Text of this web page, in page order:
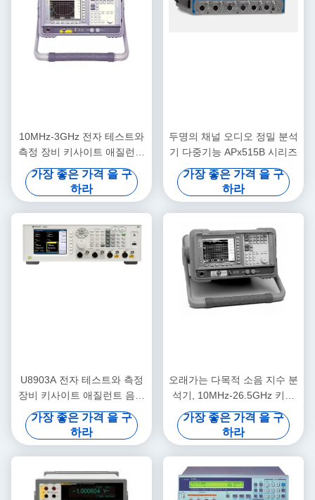
10MHz-3GHz 전자 테스트와
측정 장비 키사이트 애질런트
N8973A
가장 좋은 가격 을 구
하라
두명의 채널 오디오 정밀 분석
기 다중기능 APx515B 시리즈
가장 좋은 가격 을 구
하라
U8903A 전자 테스트와 측정
장비 키사이트 애질런트 음성
분석기
가장 좋은 가격 을 구
하라
오래가는 다목적 소음 지수 분
석기, 10MHz-26.5GHz 키사
이트 애질런트 N8975A
가장 좋은 가격 을 구
하라